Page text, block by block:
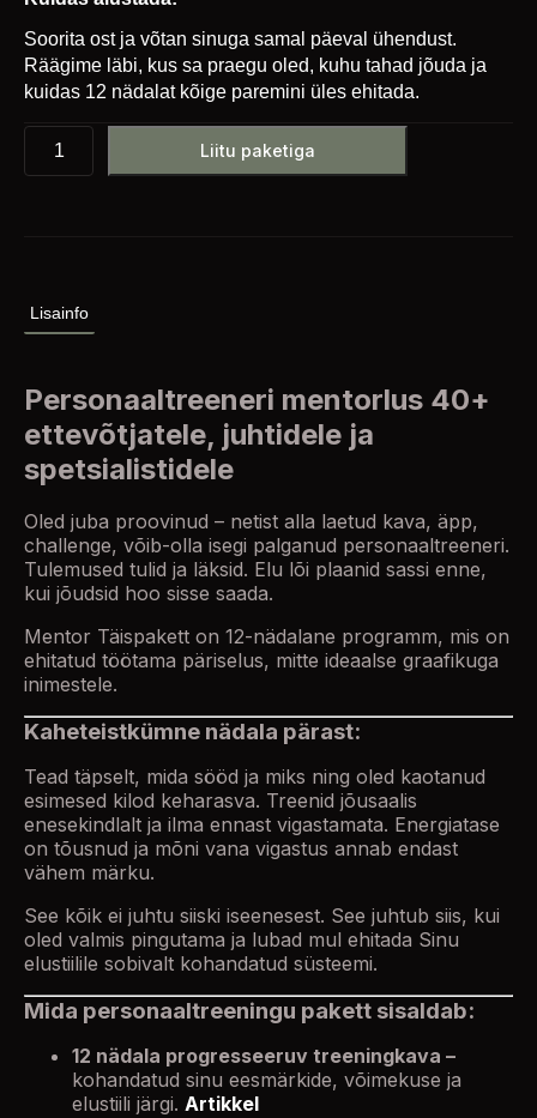
Soorita ost ja võtan sinuga samal päeval ühendust.
Räägime läbi, kus sa praegu oled, kuhu tahad jõuda ja
kuidas 12 nädalat kõige paremini üles ehitada.
Liitu paketiga
Lisainfo
Personaaltreeneri mentorlus 40+
ettevõtjatele, juhtidele ja
spetsialistidele
Oled juba proovinud – netist alla laetud kava, äpp,
challenge, võib-olla isegi palganud personaaltreeneri.
Tulemused tulid ja läksid. Elu lõi plaanid sassi enne,
kui jõudsid hoo sisse saada.
Mentor Täispakett on 12-nädalane programm, mis on
ehitatud töötama päriselus, mitte ideaalse graafikuga
inimestele.
Kaheteistkümne nädala pärast:
Tead täpselt, mida sööd ja miks ning oled kaotanud
esimesed kilod keharasva. Treenid jõusaalis
enesekindlalt ja ilma ennast vigastamata. Energiatase
on tõusnud ja mõni vana vigastus annab endast
vähem märku.
See kõik ei juhtu siiski iseenesest. See juhtub siis, kui
oled valmis pingutama ja lubad mul ehitada Sinu
elustiilile sobivalt kohandatud süsteemi.
Mida personaaltreeningu pakett sisaldab:
12 nädala progresseeruv treeningkava –
kohandatud sinu eesmärkide, võimekuse ja
elustiili järgi. Artikkel